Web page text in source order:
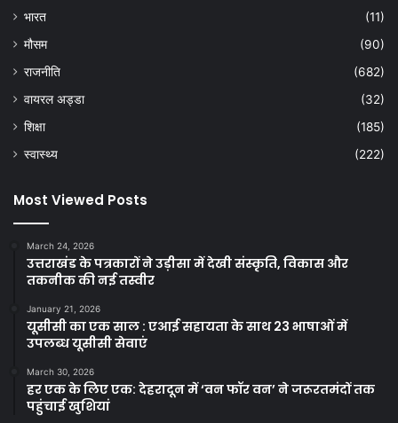
भारत
(11)
मौसम
(90)
राजनीति
(682)
वायरल अड्डा
(32)
शिक्षा
(185)
स्वास्थ्य
(222)
Most Viewed Posts
March 24, 2026
उत्तराखंड के पत्रकारों ने उड़ीसा में देखी संस्कृति, विकास और
तकनीक की नई तस्वीर
January 21, 2026
यूसीसी का एक साल : एआई सहायता के साथ 23 भाषाओं में
उपलब्ध यूसीसी सेवाएं
March 30, 2026
हर एक के लिए एक: देहरादून में ‘वन फॉर वन’ ने जरूरतमंदों तक
पहुंचाई खुशियां